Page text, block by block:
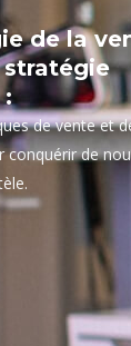
de la
:
de vente et
conquérir de